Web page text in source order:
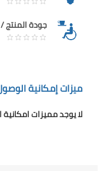
جودة المنتج
ميزات إمكانية
لا يوجد مميزات